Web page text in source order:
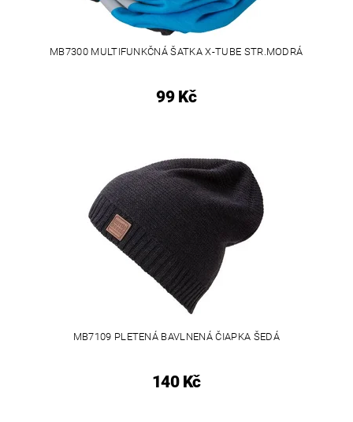
MB7300 MULTIFUNKČNÁ ŠATKA X-TUBE STR.MODRÁ
99 Kč
MB7109 PLETENÁ BAVLNENÁ ČIAPKA ŠEDÁ
140 Kč